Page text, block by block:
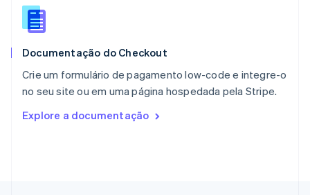
Documentação do Checkout
Crie um formulário de pagamento low-code e integre-o
no seu site ou em uma página hospedada pela Stripe.
Explore a documentação
Português
RAE de Hong Kong, China
Reino Unido
República Tcheca
English
English